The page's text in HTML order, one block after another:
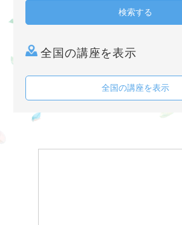
検索する
全国の講座を表示
全国の講座を表示